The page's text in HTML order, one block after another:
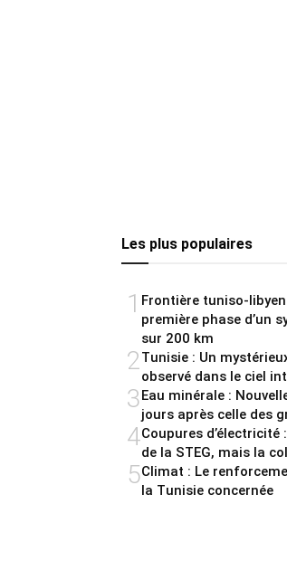
Les plus populaires
1 Frontière tuniso-
première phase d’un
sur 200 km
2Tunisie : Un
observé dans le ciel
3Eau minérale :
jours après celle des
4Coupures
de la STEG, mais la
5Climat : Le
la Tunisie concernée